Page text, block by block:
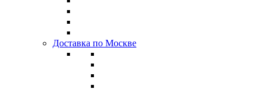
Доставка по Москве